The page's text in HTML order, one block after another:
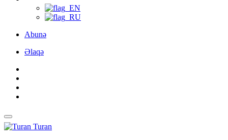
Abunə
Əlaqə
Turan